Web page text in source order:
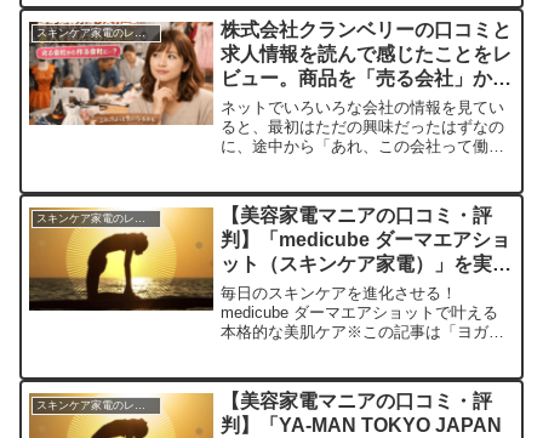
への口コミ今日、編集部が紹介したいの
が「TriP...
スキンケア家電のレビュー
株式会社クランベリーの口コミと
求人情報を読んで感じたことをレ
ビュー。商品を「売る会社」から
「作る会社」へ進もうとしている
空気が見えて、ちょっと気になっ
てしまった話
ネットでいろいろな会社の情報を見てい
ると、最初はただの興味だったはずなの
に、途中から「あれ、この会社って働く
まさにそんな流れでした。最初は口コミ
や評判の延長線上で株式会...
スキンケア家電のレビュー
【美容家電マニアの口コミ・評
判】「medicube ダーマエアショ
ット（スキンケア家電）」を実際
に使ってみた正直感想
毎日のスキンケアを進化させる！
medicube ダーマエアショットで叶える
本格的な美肌ケア※この記事は「ヨガユ
ビスへの口コミ今日、編集部が紹介した
いのが「medicub...
【美容家電マニアの口コミ・評
判】「YA-MAN TOKYO JAPAN